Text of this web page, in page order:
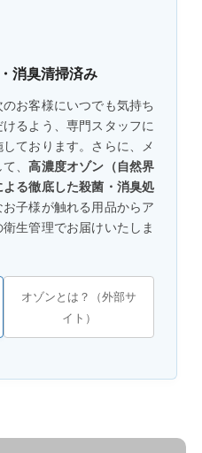
消臭清掃済み
お客様にいつでも気持ち
るよう、専門スタッフに
ております。さらに、メ
て、高濃度オゾン（自然界
る徹底した殺菌・消臭処
子様が触れる用品からア
生管理でお届けいたしま
オゾンとは？（外部サ
イト）